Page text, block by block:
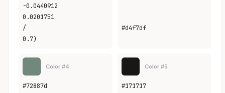
-0.0440912
0.0201751
/
0.7)
#d4f7df
Color #4
#72887d
Color #5
#171717